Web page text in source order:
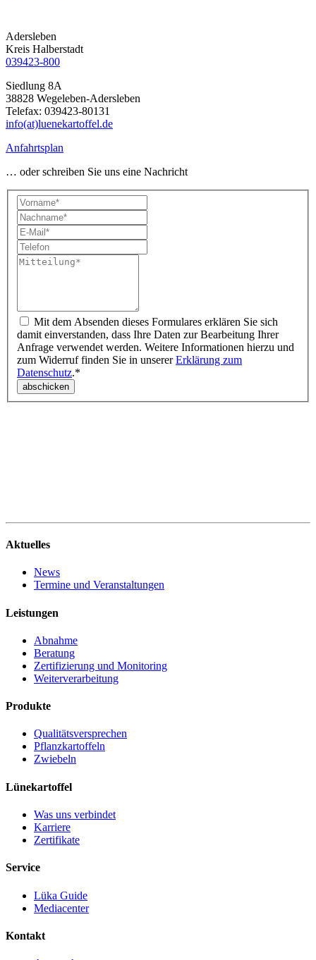
Adersleben
Kreis Halberstadt
039423-800
Siedlung 8A
38828 Wegeleben-Adersleben
Telefax: 039423-80131
info(at)luenekartoffel.de
Anfahrtsplan
… oder schreiben Sie uns eine Nachricht
damit einverstanden, dass Ihre Daten zur Bearbeitung Ihrer
Anfrage verwendet werden. Weitere Informationen hierzu und
zum Widerruf finden Sie in unsererErklärung zum
Datenschutz.*
Aktuelles
News
Termine und Veranstaltungen
Leistungen
Abnahme
Beratung
Zertifizierung und Monitoring
Weiterverarbeitung
Produkte
Qualitätsversprechen
Pflanzkartoffeln
Zwiebeln
Lünekartoffel
Was uns verbindet
Karriere
Zertifikate
Service
Lüka Guide
Mediacenter
Kontakt